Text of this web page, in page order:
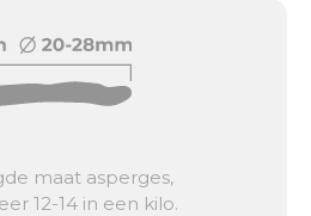
maat asperges,
12-14 in een kilo.